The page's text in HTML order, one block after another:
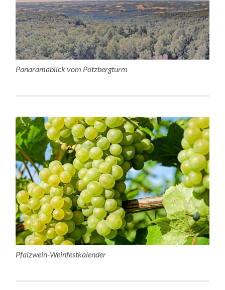
Panaramablick vom Potzbergturm
Pfalzwein-Weinfestkalender